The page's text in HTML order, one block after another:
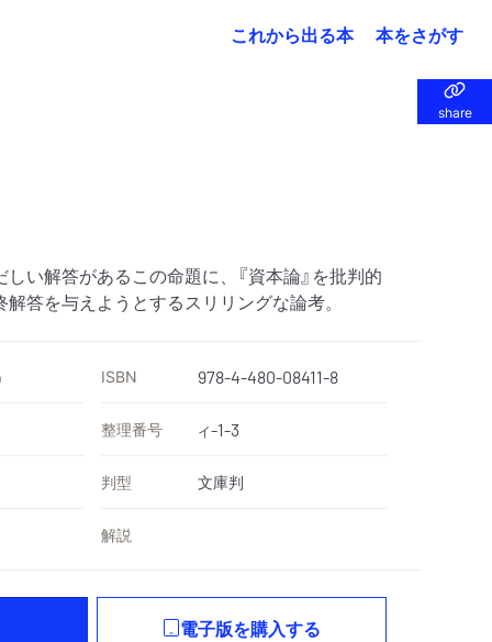
これから出る本 本をさがす
share
share
い解答があるこの命題に、『資本論』を批判的
答を与えようとするスリリングな論考。
ISBN 978-4-480-08411-8
整理番号 イ-1-3
判型 文庫判
解説
電子版を購入する